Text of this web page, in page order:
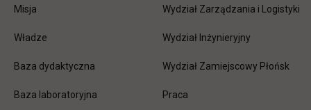
Misja
Władze
Baza dydaktyczna
Baza laboratoryjna
Wydział Zarządzania i Logistyki
Wydział Inżynieryjny
Wydział Zamiejscowy Płońsk
Praca